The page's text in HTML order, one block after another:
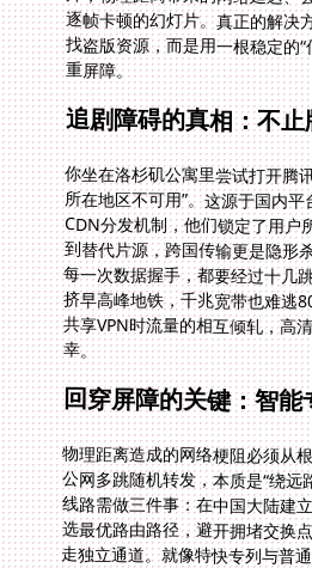
重屏障。
追剧障碍的真相：不
你坐在洛杉矶公寓里尝试打开腾
所在地区不可用”。这源于国内
CDN分发机制，他们锁定了用户
到替代片源，跨国传输更是隐形
每一次数据握手，都要经过十几
挤早高峰地铁，千兆宽带也难逃
共享VPN时流量的相互倾轧，高
幸。
回穿屏障的关键：智能
物理距离造成的网络梗阻必须从
公网多跳随机转发，本质是“绕远
线路需做三件事：在中国大陆建
选最优路由路径，避开拥堵交换
走独立通道。就像特快专列与普
保障你观看央视春晚4K直播不